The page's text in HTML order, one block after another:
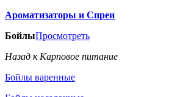
Ароматизаторы и Спреи
БойлыПросмотреть
Назад к Карповое питание
Бойлы варенные